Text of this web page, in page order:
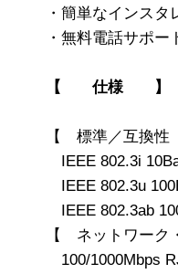
・簡単なインスタ
・無料電話サポー
【 仕様 】
【 標準／互換性
IEEE 802.3i
IEEE 802.3u
IEEE 802.3ab
【 ネットワーク
100/1000Mbps